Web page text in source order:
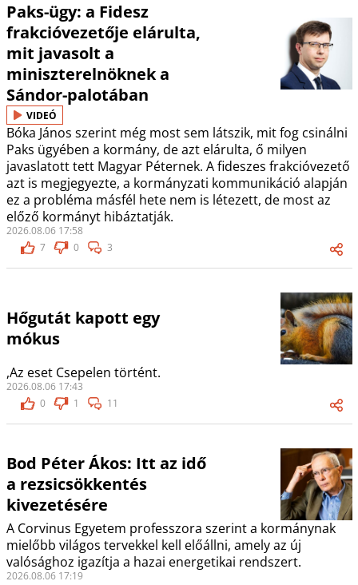
Paks-ügy: a Fidesz
frakcióvezetője elárulta,
mit javasolt a
miniszterelnöknek a
Sándor-palotában
VIDEÓ
Bóka János szerint még most sem látszik, mit fog csinálni
Paks ügyében a kormány, de azt elárulta, ő milyen
javaslatott tett Magyar Péternek. A fideszes frakcióvezető
azt is megjegyezte, a kormányzati kommunikáció alapján
ez a probléma másfél hete nem is létezett, de most az
előző kormányt hibáztatják.
2026.08.06 17:58
7
0 3
Hőgutát kapott egy
mókus
,Az eset Csepelen történt.
2026.08.06 17:43
0
1 11
Bod Péter Ákos: Itt az idő
a rezsicsökkentés
kivezetésére
A Corvinus Egyetem professzora szerint a kormánynak
mielőbb világos tervekkel kell előállni, amely az új
valósághoz igazítja a hazai energetikai rendszert.
2026.08.06 17:19